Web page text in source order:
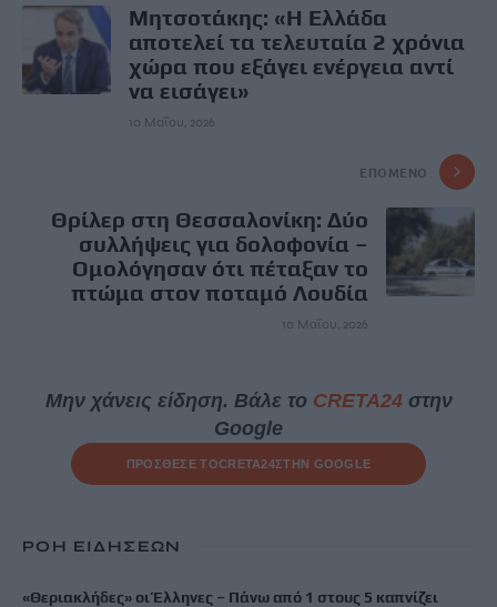
Μητσοτάκης: «Η Ελλάδα
αποτελεί τα τελευταία 2 χρόνια
χώρα που εξάγει ενέργεια αντί
να εισάγει»
10 Μαΐου, 2026
ΕΠΌΜΕΝΟ
Θρίλερ στη Θεσσαλονίκη: Δύο
συλλήψεις για δολοφονία –
Ομολόγησαν ότι πέταξαν το
πτώμα στον ποταμό Λουδία
10 Μαΐου, 2026
Μην χάνεις είδηση. Βάλε το CRETA24στην
Google
ΠΡΟΣΘΕΣΕ ΤΟCRETA24ΣΤΗΝ GOOGLE
ΡΟΗ ΕΙΔΗΣΕΩΝ
«Θεριακλήδες» οι Έλληνες – Πάνω από 1 στους 5 καπνίζει